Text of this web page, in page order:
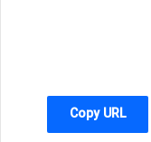
Copy URL